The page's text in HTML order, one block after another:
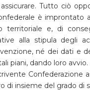
Tutto ciò
è improntato
territoriale e, di
alla stipula degli
né dei dati e
piani, dando loro avvio.
di insieme del grado di